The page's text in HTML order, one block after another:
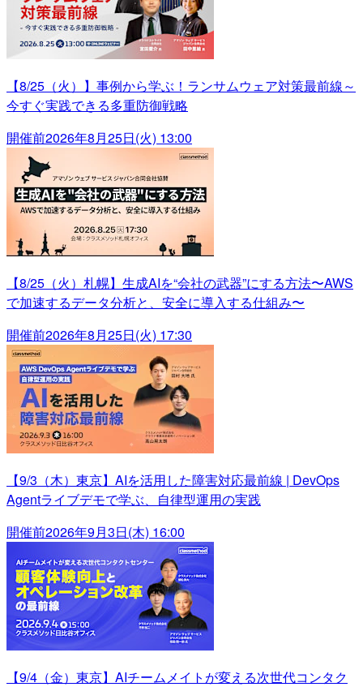
【8/25（火）】事例から学ぶ！ランサムウェア対策最前線～
今すぐ実践できる多重防御戦略
開催前2026年8月25日(火) 13:00
【8/25（火）札幌】生成AIを“会社の武器”にする方法〜AWS
で加速するデータ分析と、安全に導入する仕組み〜
開催前2026年8月25日(火) 17:30
【9/3（木）東京】AIを活用した障害対応最前線 | DevOps
Agentライブデモで学ぶ、自律型運用の実践
開催前2026年9月3日(木) 16:00
【9/4（金）東京】AIチームメイトが変える次世代コンタク